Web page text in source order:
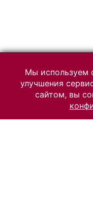
Мы используем
улучшения
сайтом, вы